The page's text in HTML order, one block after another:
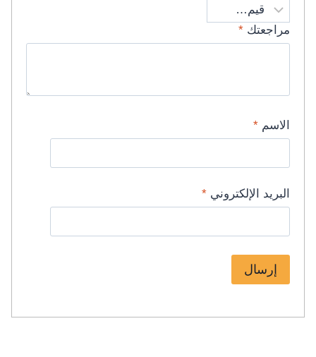
مراجعتك *
الاسم *
البريد الإلكتروني *